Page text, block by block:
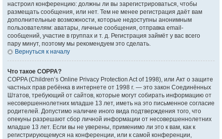
настроил конференцию: должны ли вы зарегистрироваться, чтобы
размещать сообщения, или нет. Тем не менее регистрация даёт вам
дополнительные возможности, которые недоступны анонимным
пользователям: аватары, личные сообщения, отправка email-
сообщений, участие в группах и т. д. Регистрация займёт у вас всего
пару минут, поэтому мы рекомендуем это сделать.
Вернуться к началу
Что такое COPPA?
COPPA (Children’s Online Privacy Protection Act of 1998), или Акт о защите
частных прав ребёнка в интернете от 1998 г. — это закон Соединённых
Штатов, требующий от сайтов, которые могут собирать информацию от
несовершеннолетних младше 13 лет, иметь на это письменное согласие
родителей. Допустимо наличие иного вида подтверждения того, что
опекуны разрешают сбор личной информации от несовершеннолетних
младше 13 лет. Если вы не уверены, применимо ли это к вам, как к
регистрирующемуся на конференции, или к самой конференции,